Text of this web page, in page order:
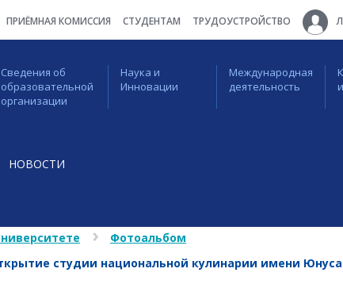
ПРИЁМНАЯ КОМИССИЯ СТУДЕНТАМ ТРУДОУСТРОЙСТВО
Сведения об
образовательной
организации
Наука и
Инновации
Международная
деятельность
НОВОСТИ
Фотоальбом
студии национальной кулинарии имени